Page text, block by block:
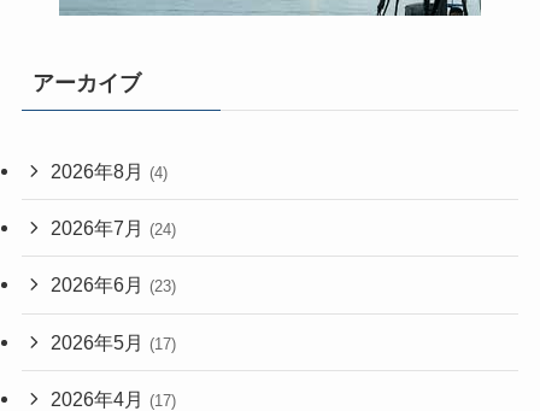
アーカイブ
2026年8月 (4)
2026年7月 (24)
2026年6月 (23)
2026年5月 (17)
2026年4月 (17)